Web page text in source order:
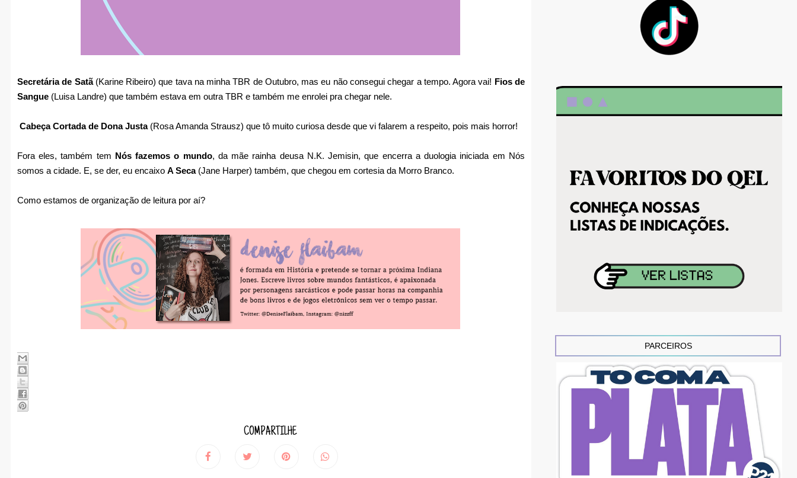
Secretária de Satã(Karine Ribeiro) que tava na minha TBR de Outubro, mas eu não consegui chegar a tempo. Agora vai! Fios de
Sangue (Luisa Landre) que também estava em outra TBR e também me enrolei pra chegar nele.
Cabeça Cortada de Dona Justa(Rosa Amanda Strausz) que tô muito curiosa desde que vi falarem a respeito, pois mais horror!
Fora eles, também tem Nós fazemos o mundo, da mãe rainha deusa N.K. Jemisin, que encerra a duologia iniciada em Nós
somos a cidade. E, se der, eu encaixo A Seca(Jane Harper) também, que chegou em cortesia da Morro Branco.
Como estamos de organização de leitura por aí?
COMPARTILHE
PARCEIROS